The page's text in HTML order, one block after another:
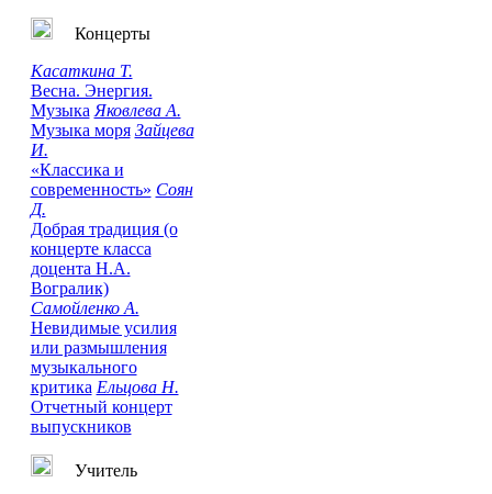
Концерты
Касаткина Т.
Весна. Энергия.
Музыка Яковлева А.
Музыка моря Зайцева
И.
«Классика и
современность» Соян
Д.
Добрая традиция (о
концерте класса
доцента Н.А.
Вогралик)
Самойленко А.
Невидимые усилия
или размышления
музыкального
критика Ельцова Н.
Отчетный концерт
выпускников
Учитель